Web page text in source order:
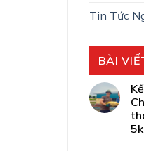
Tin Tức
BÀI